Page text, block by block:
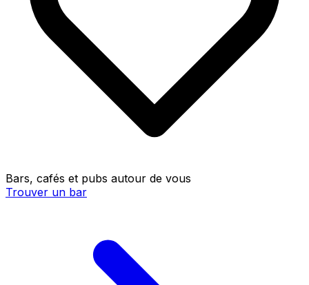
Bars, cafés et pubs autour de vous
Trouver un bar